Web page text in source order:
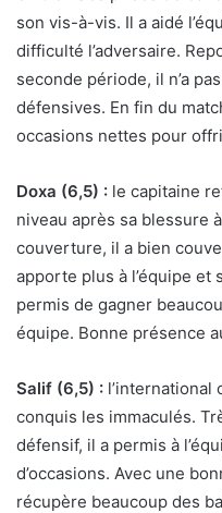
son vis-à-vis. Il a aidé
difficulté l’adversaire.
seconde période, il n’a
défensives. En fin du
occasions nettes pour
Doxa (6,5) : le capitaine
niveau après sa blessure
couverture, il a bien
apporte plus à l’équipe et
permis de gagner
équipe. Bonne présence
Salif (6,5) :
conquis les immaculés.
défensif, il a permis à
d’occasions. Avec une
récupère beaucoup des